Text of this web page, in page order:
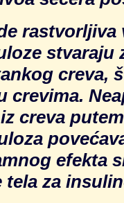
rastvorljiva
stvaraju
creva,
crevima.
creva
efekta
tela za